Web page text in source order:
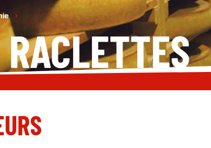
>